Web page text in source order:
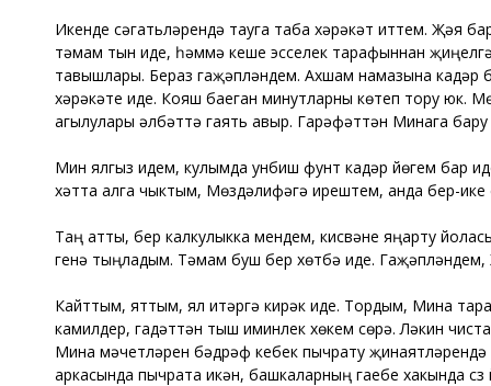
Икенде сәгатьләрендә тауга таба хәрәкәт иттем.
тәмам тын иде, һәммә кеше эсселек тарафыннан
тавышлары. Бераз гаҗәпләндем. Ахшам намазына кадәр
хәрәкәте иде. Кояш баеган минутларны көтеп тору юк.
агылулары әлбәттә гаять авыр. Гарәфәттән Минага
Мин ялгыз идем, кулымда унбиш фунт кадәр йөгем бар
хәтта алга чыктым, Мөздәлифәгә ирештем, анда бер-
Таң атты, бер калкулыкка мендем, кисвәне яңарту
генә тыңладым. Тәмам буш бер хөтбә иде.
Кайттым, яттым, ял итәргә кирәк иде. Тордым, Мина
камилдер, гадәттән тыш иминлек хөкем сөрә. Ләкин
Мина мәчетләрен бәдрәф кебек пычрату
аркасында пычрата икән, башкаларның гаебе хакында сүз